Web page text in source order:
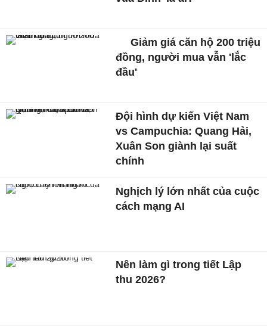
Giảm giá căn hộ 200 triệu
đồng, người mua vẫn 'lắc
đầu'
Đội hình dự kiến Việt Nam
vs Campuchia: Quang Hải,
Xuân Son giành lại suất
chính
Nghịch lý lớn nhất của cuộc
cách mạng AI
Nên làm gì trong tiết Lập
thu 2026?